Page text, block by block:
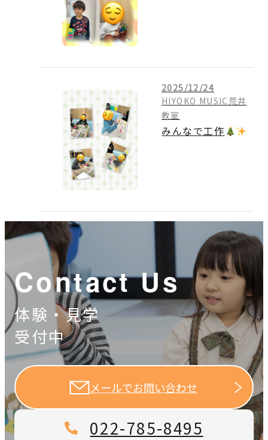
2025/12/24
HIYOKO MUSIC荒井
教室
みんなで工作
Contact Us
体験・見学
受付中
メールでお問い合わせ
022-785-8495